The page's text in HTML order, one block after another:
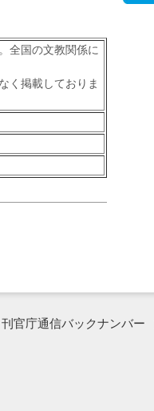
全国の文教関係に
く掲載しておりま
刊官庁通信バックナンバー